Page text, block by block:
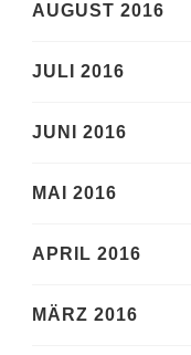
AUGUST 2016
JULI 2016
JUNI 2016
MAI 2016
APRIL 2016
MÄRZ 2016